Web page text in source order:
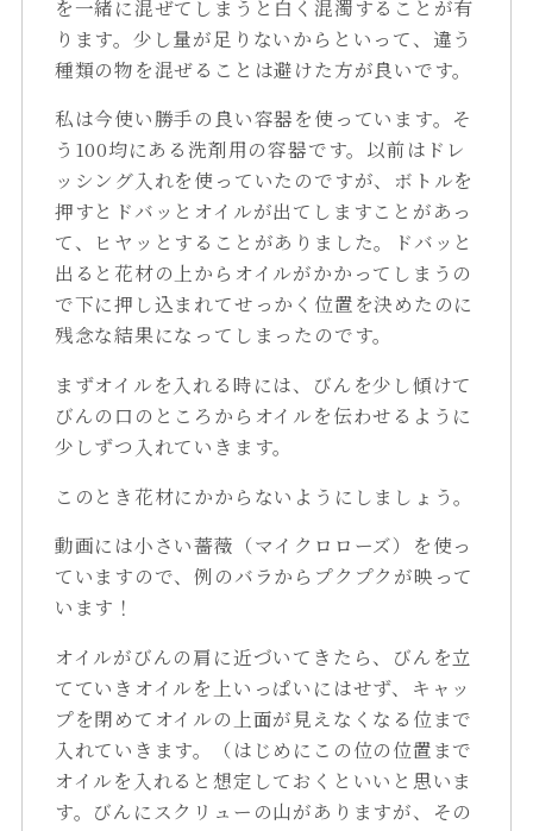
を一緒に混ぜてしまうと白く混濁することが有
ります。少し量が足りないからといって、違う
種類の物を混ぜることは避けた方が良いです。
私は今使い勝手の良い容器を使っています。そ
う100均にある洗剤用の容器です。以前はドレ
ッシング入れを使っていたのですが、ボトルを
押すとドバッとオイルが出てしますことがあっ
て、ヒヤッとすることがありました。ドバッと
出ると花材の上からオイルがかかってしまうの
で下に押し込まれてせっかく位置を決めたのに
残念な結果になってしまったのです。
まずオイルを入れる時には、びんを少し傾けて
びんの口のところからオイルを伝わせるように
少しずつ入れていきます。
このとき花材にかからないようにしましょう。
動画には小さい薔薇（マイクロローズ）を使っ
ていますので、例のバラからプクプクが映って
います！
オイルがびんの肩に近づいてきたら、びんを立
てていきオイルを上いっぱいにはせず、キャッ
プを閉めてオイルの上面が見えなくなる位まで
入れていきます。（はじめにこの位の位置まで
オイルを入れると想定しておくといいと思いま
す。びんにスクリューの山がありますが、その